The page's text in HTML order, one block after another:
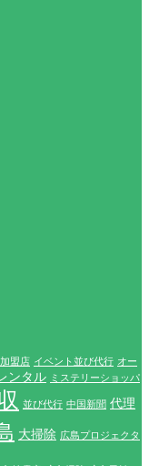
盟店 イベント並び代行 オー
ンタル ミステリーショッパ
並び代行 中国新聞 代理
大掃除 広島プロジェクタ